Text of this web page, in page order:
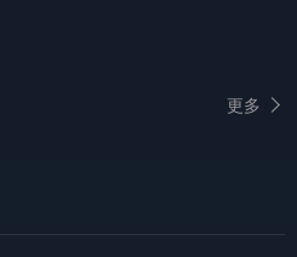
更多